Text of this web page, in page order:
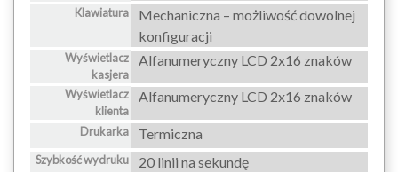
Klawiatura
Mechaniczna – możliwość dowolnej
konfiguracji
Wyświetlacz
kasjera
Alfanumeryczny LCD 2x16 znaków
Wyświetlacz
klienta
Alfanumeryczny LCD 2x16 znaków
Drukarka Termiczna
Szybkość wydruku 20 linii na sekundę